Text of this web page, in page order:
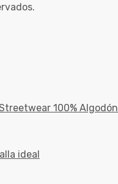
100% Algodón
ideal